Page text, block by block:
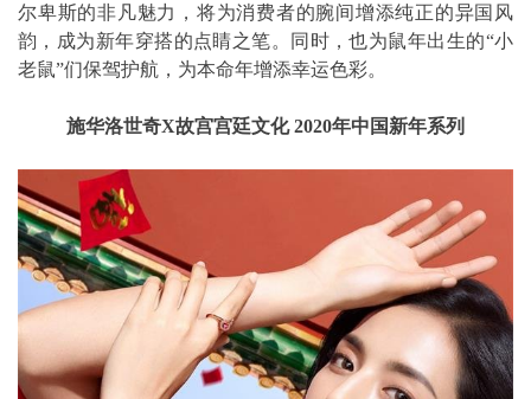
尔卑斯的非凡魅力，将为消费者的腕间增添纯正的异国风
韵，成为新年穿搭的点睛之笔。同时，也为鼠年出生的“小
老鼠”们保驾护航，为本命年增添幸运色彩。
施华洛世奇X故宫宫廷文化 2020年中国新年系列